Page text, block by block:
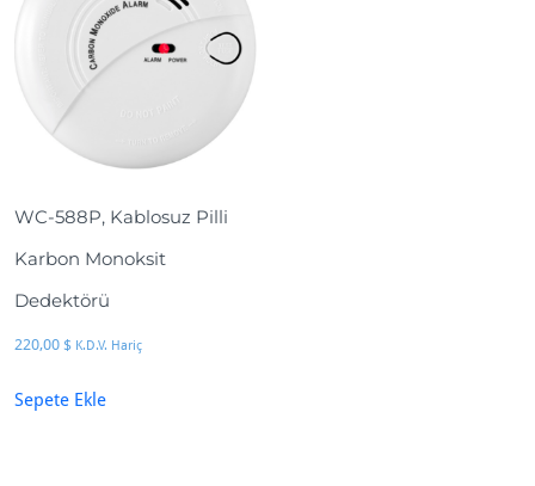
WC-588P, Kablosuz Pilli
Karbon Monoksit
Dedektörü
220,00 $ K.D.V. Hariç
Sepete Ekle